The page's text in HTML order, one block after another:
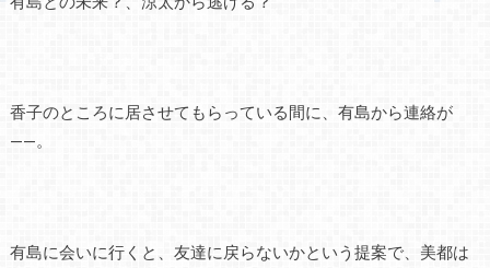
香子のところに居させてもらっている間に、有島から連絡が
——。
有島に会いに行くと、友達に戻らないかという提案で、美都は